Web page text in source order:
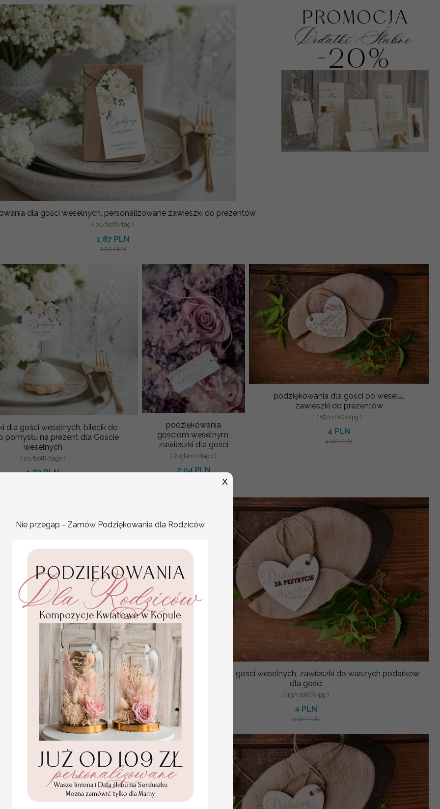
dla gości weselnych, personalizowane zawieszki do prezentów
( 01/botR/tag )
1.87 PLN
2.20 PLN
dla gości weselnych, bilecik do
pomysłu na prezent dla Goście
weselnych
( 01/botR/tago )
1.87 PLN
podziękowania
gościom weselnym,
zawieszki dla gości
( 2/glamF/tago )
2.04 PLN
podziękowania dla gości po weselu,
zawieszki do prezentów
( 15/rstKOR/pg )
4 PLN
4.40 PLN
podziękowania dla gości weselnych,
do własnego pomysłu prezentów
( 14/rstKOR/pg )
4 PLN
4.40 PLN
prezent dla gości weselnych, zawieszki do waszych podarków
dla gości
( 13/rstKOR/pg )
4 PLN
4.40 PLN
Nie przegap - Zamów Podziękowania dla Rodziców
X